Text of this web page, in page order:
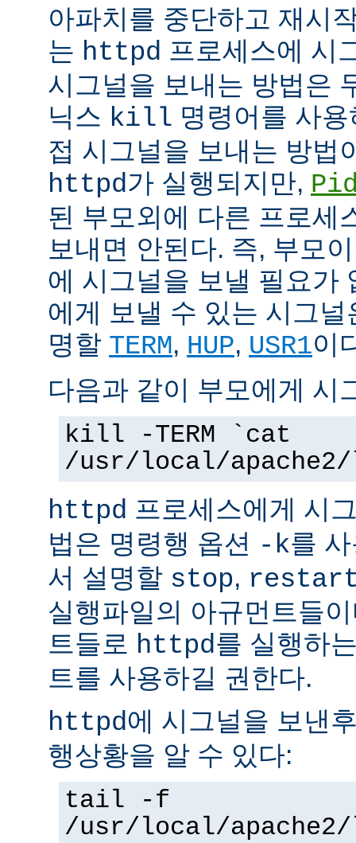
아파치를 중단하고 재시
는 httpd 프로세스에 시
시그널을 보내는 방법은
닉스 kill 명령어를 사
접 시그널을 보내는 방법
httpd가 실행되지만,
된 부모외에 다른 프로세
보내면 안된다. 즉, 부모
에 시그널을 보낼 필요가
에게 보낼 수 있는 시그
명할 TERM, HUP, USR1이
다음과 같이 부모에게 시
kill -TERM `cat
/usr/local/
httpd 프로세스에게 시
법은 명령행 옵션 -k를
서 설명할 stop,
실행파일의 아규먼트들
트들로 httpd를 실행하
트를 사용하길 권한다.
httpd에 시그널을 보낸
행상황을 알 수 있다:
tail -f
/usr/local/